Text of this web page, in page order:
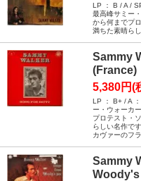
LP ： B / A /
最高峰サミー
から何までプ
満ちた素晴ら
Sammy
(France)
5,380円(
LP ： B+ / A
ー・ウォーカ
プロテスト・
らしい名作で
カヴァーのフ
Sammy
Woody's